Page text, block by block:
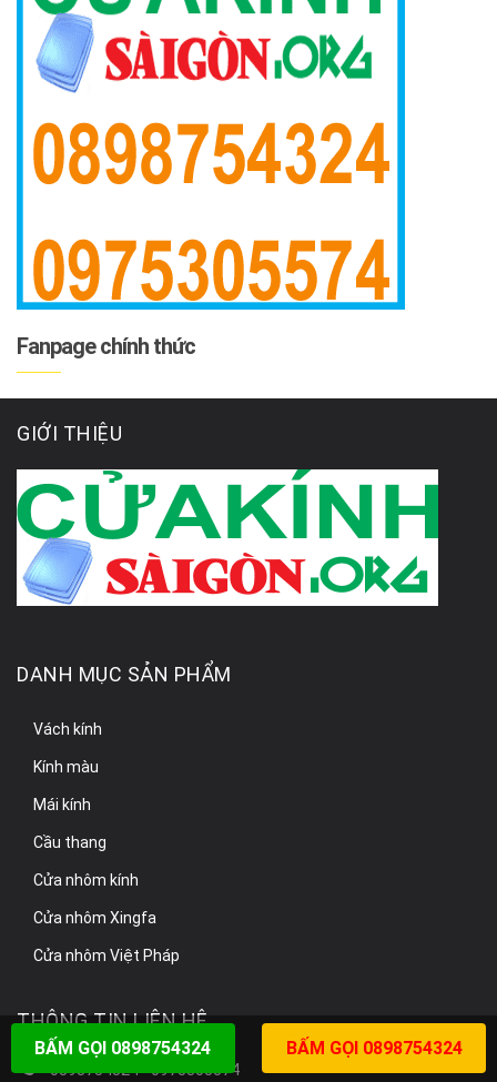
Fanpage chính thức
GIỚI THIỆU
DANH MỤC SẢN PHẨM
Vách kính
Kính màu
Mái kính
Cầu thang
Cửa nhôm kính
Cửa nhôm Xingfa
Cửa nhôm Việt Pháp
THÔNG TIN LIÊN HỆ
0898754324 - 0975305574
BẤM GỌI 0898754324 BẤM GỌI 0898754324